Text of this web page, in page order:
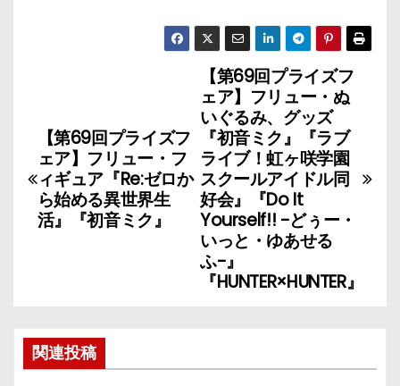
稿
ナ
ビ
ゲ
ョ
【第69回プライズフ
ェア】フリュー・ぬ
いぐるみ、グッズ
『初音ミク』『ラブ
ライブ！虹ヶ咲学園
スクールアイドル同
好会』『Do It
Yourself!! -どぅー・
いっと・ゆあせる
ふ-』
『HUNTER×HUNTER』
【第69回プライズフ
ェア】フリュー・フ
ィギュア『Re:ゼロか
ら始める異世界生
活』『初音ミク』
関連投稿